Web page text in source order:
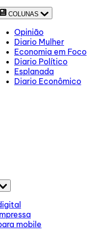
COLUNAS
Opinião
Diario Mulher
Economia em Foco
Diario Político
Esplanada
Diario Econômico
mobile